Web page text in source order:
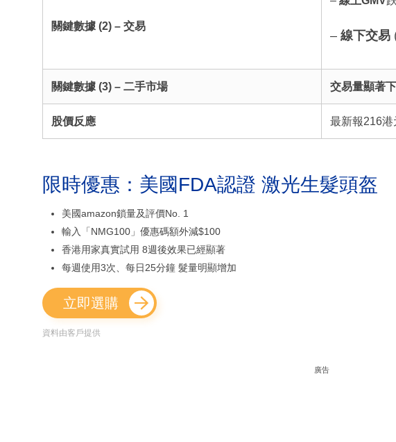
關鍵數據 (2) – 交易
– 線下交易
關鍵數據 (3) – 二手市場 交易量顯著
股價反應 最新報216港
限時優惠：美國FDA認證 激光生髮頭盔
美國amazon鎖量及評價No. 1
輸入「NMG100」優惠碼額外減$100
香港用家真實試用 8週後效果已經顯著
每週使用3次、每日25分鐘 髮量明顯增加
立即選購
資料由客戶提供
廣告